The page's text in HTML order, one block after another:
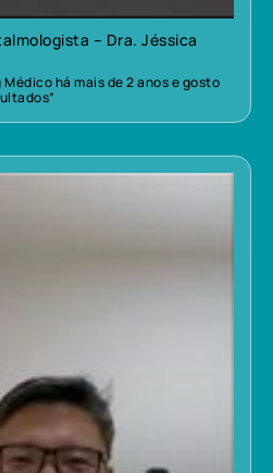
– Dra. Jéssica
há mais de 2 anos e gosto